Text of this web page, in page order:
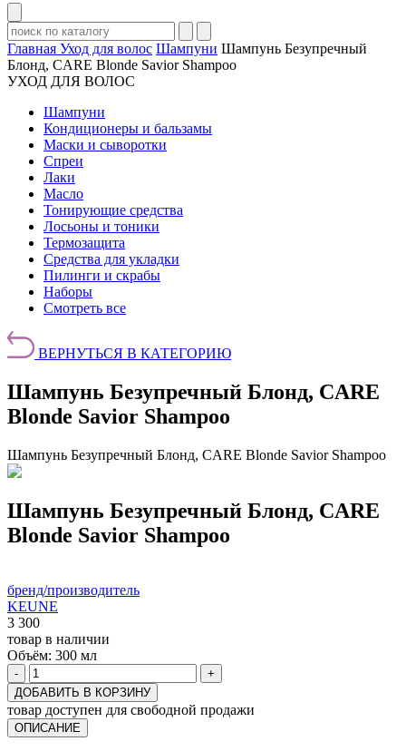
Главная Уход для волос Шампуни Шампунь Безупречный
Блонд, CARE Blonde Savior Shampoo
УХОД ДЛЯ ВОЛОС
Шампуни
Кондиционеры и бальзамы
Маски и сыворотки
Спреи
Лаки
Масло
Тонирующие средства
Лосьоны и тоники
Термозащита
Средства для укладки
Пилинги и скрабы
Наборы
Смотреть все
ВЕРНУТЬСЯ В КАТЕГОРИЮ
Шампунь Безупречный Блонд, CARE
Blonde Savior Shampoo
Шампунь Безупречный Блонд, CARE Blonde Savior Shampoo
Шампунь Безупречный Блонд, CARE
Blonde Savior Shampoo
бренд/производитель
KEUNE
3 300
товар в наличии
Объём: 300 мл
-
+
ДОБАВИТЬ В КОРЗИНУ
товар доступен для свободной продажи
ОПИСАНИЕ